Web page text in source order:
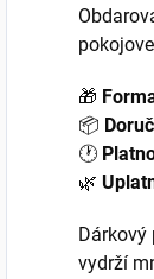
🎁
📦
🕐
🌿
Dárkový
vydrží